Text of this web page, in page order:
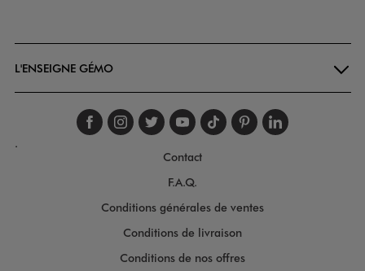
L'ENSEIGNE GÉMO
Suivez-nous sur
Suivez-nous sur
Suivez-nous sur
Suivez-nous
Suivez-nous
Suivez-
.
Contact
F.A.Q.
Conditions générales de ventes
Conditions de livraison
Conditions de nos offres